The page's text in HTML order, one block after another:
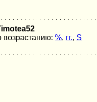
%, гг., S